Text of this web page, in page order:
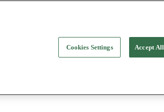
Cookies Settings Accept